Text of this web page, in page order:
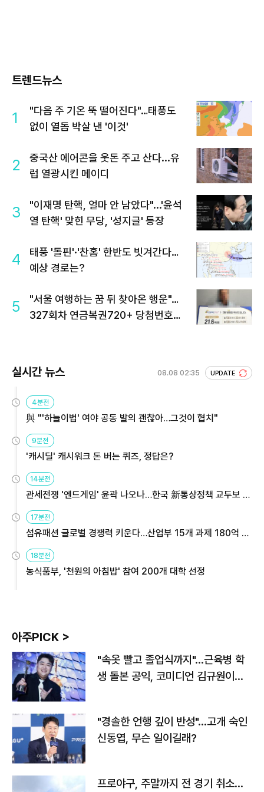
트렌드뉴스
1
"다음 주 기온 뚝 떨어진다"…태풍도
없이 열돔 박살 낸 '이것'
2
중국산 에어콘을 웃돈 주고 산다...유
럽 열광시킨 메이디
3
"이재명 탄핵, 얼마 안 남았다"...'윤석
열 탄핵' 맞힌 무당, '성지글' 등장
4
태풍 '돌핀'·'찬홈' 한반도 빗겨간다…
예상 경로는?
5
"서울 여행하는 꿈 뒤 찾아온 행운"…
327회차 연금복권720+ 당첨번호조
실시간 뉴스 08.08 02:35 UPDATE
4분전
與 "'하늘이법' 여야 공동 발의 괜찮아…그것이 협치"
9분전
'캐시딜' 캐시워크 돈 버는 퀴즈, 정답은?
14분전
관세전쟁 '엔드게임' 윤곽 나오나…한국 新통상정책 교두보 활
17분전
섬유패션 글로벌 경쟁력 키운다…산업부 15개 과제 180억 지
18분전
농식품부, '천원의 아침밥' 참여 200개 대학 선정
아주PICK >
"속옷 빨고 졸업식까지"…근육병 학
생 돌본 공익, 코미디언 김규원이었
"경솔한 언행 깊이 반성"…고개 숙인
신동엽, 무슨 일이길래?
프로야구, 주말까지 전 경기 취소…